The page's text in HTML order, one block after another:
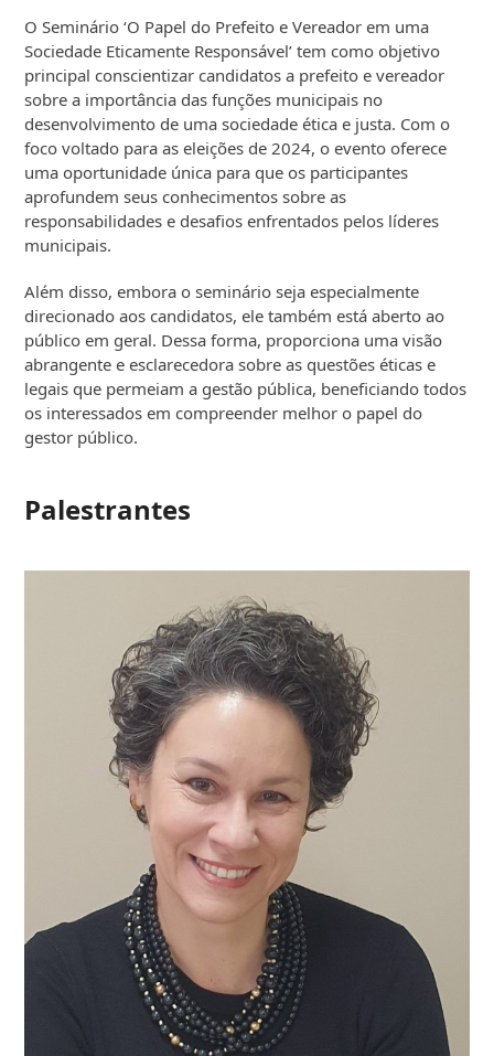
O Seminário ‘O Papel do Prefeito e Vereador em uma
Sociedade Eticamente Responsável’ tem como objetivo
principal conscientizar candidatos a prefeito e vereador
sobre a importância das funções municipais no
desenvolvimento de uma sociedade ética e justa. Com o
foco voltado para as eleições de 2024, o evento oferece
uma oportunidade única para que os participantes
aprofundem seus conhecimentos sobre as
responsabilidades e desafios enfrentados pelos líderes
municipais.
Além disso, embora o seminário seja especialmente
direcionado aos candidatos, ele também está aberto ao
público em geral. Dessa forma, proporciona uma visão
abrangente e esclarecedora sobre as questões éticas e
legais que permeiam a gestão pública, beneficiando todos
os interessados em compreender melhor o papel do
gestor público.
Palestrantes